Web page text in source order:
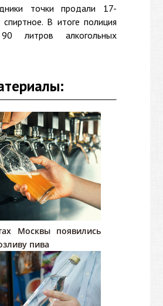
точки продали 17-
В итоге полиция
литров алкогольных
Москвы появились
пива